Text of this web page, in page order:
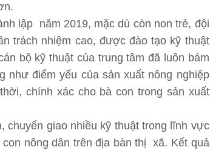
lập năm 2019, mặc dù còn non trẻ, đội
trách nhiệm cao, được đào tạo kỹ thuật
bộ kỹ thuật của trung tâm đã luôn bám
điểm yếu của sản xuất nông nghiệp
chính xác cho bà con trong sản xuất
chuyển giao nhiều kỹ thuật trong lĩnh vực
nông dân trên địa bàn thị xã. Kết quả